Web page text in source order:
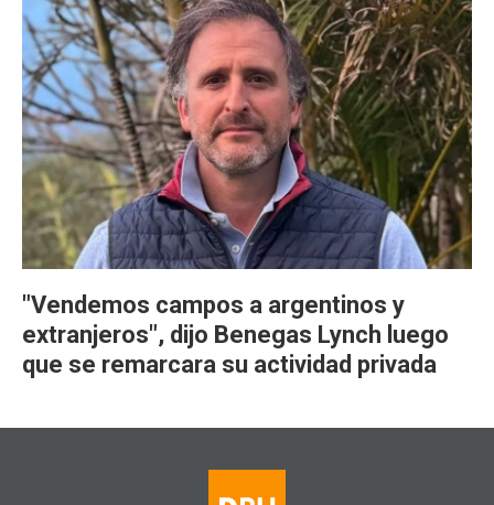
"Vendemos campos a argentinos y
extranjeros", dijo Benegas Lynch luego
que se remarcara su actividad privada